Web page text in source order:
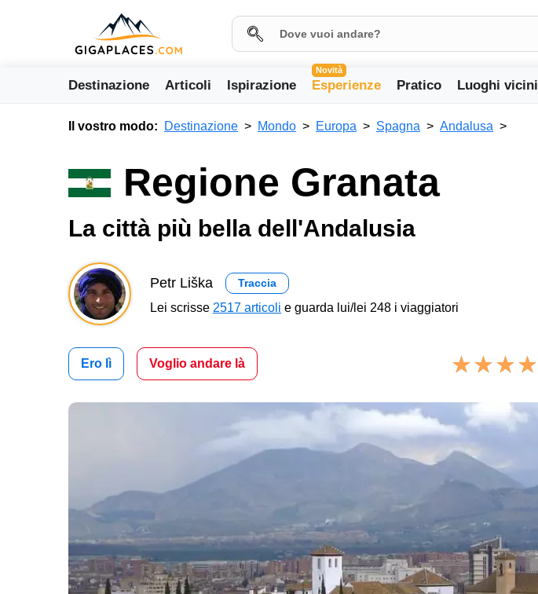
Destinazione Articoli Ispirazione
Novità
Esperienze Pratico Luoghi vicini
Il vostro modo: Destinazione Mondo Europa Spagna Andalusa
Regione Granata
La città più bella dell'Andalusia
Petr Liška Traccia
Lei scrisse 2517 articoli e guarda lui/lei 248 i viaggiatori
Ero lì Voglio andare là